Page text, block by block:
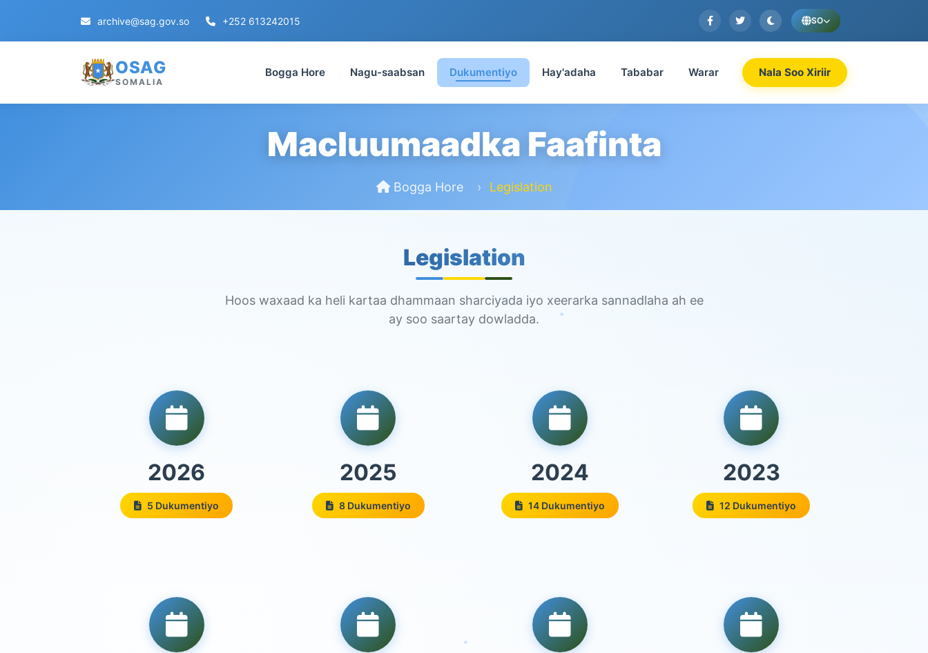
archive@sag.gov.so +252 613242015 SO
OSAG
SOMALIA
Bogga Hore Nagu-saabsan Dukumentiyo Hay'adaha Tababar Warar Nala Soo Xiriir
Macluumaadka Faafinta
Bogga Hore Legislation
Legislation
Hoos waxaad ka heli kartaa dhammaan sharciyada iyo xeerarka sannadlaha ah ee
ay soo saartay dowladda.
2026
5 Dukumentiyo
2025
8 Dukumentiyo
2024
14 Dukumentiyo
2023
12 Dukumentiyo